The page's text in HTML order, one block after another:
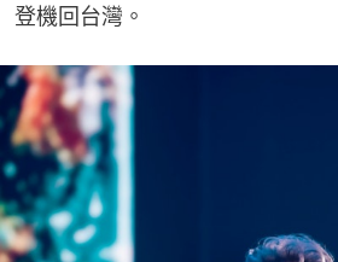
登機回台灣。